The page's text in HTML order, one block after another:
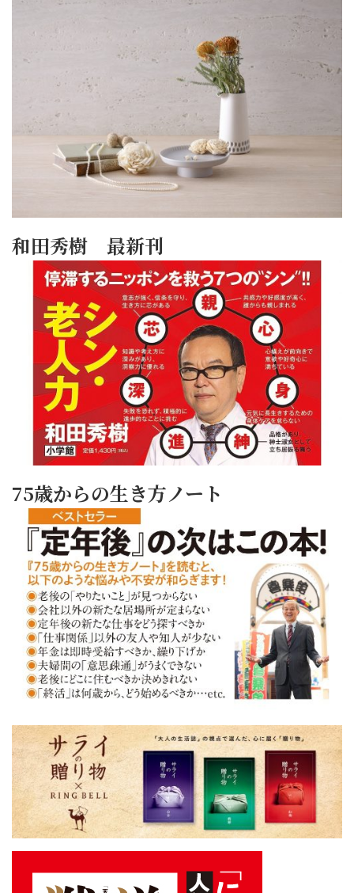
和田秀樹 最新刊
75歳からの生き方ノート